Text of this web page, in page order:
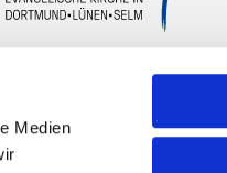
Medien